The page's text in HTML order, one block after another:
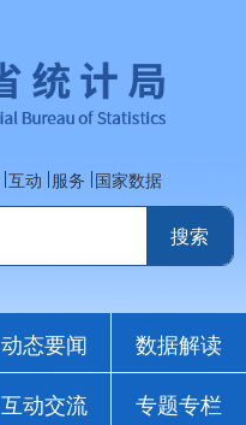
互动 服务 国家数据
动态要闻
数据解读
互动交流 专题专栏